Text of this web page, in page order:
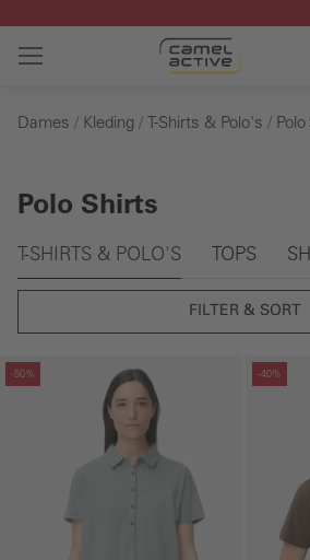
Ga naar de hoofdinhoud
Dames Kleding T-Shirts & Polo's Polo
Polo Shirts
Galerie overslaan
T-SHIRTS & POLO'S TOPS
FILTER & SORT
-50%
overslaan
-40%
Galerie